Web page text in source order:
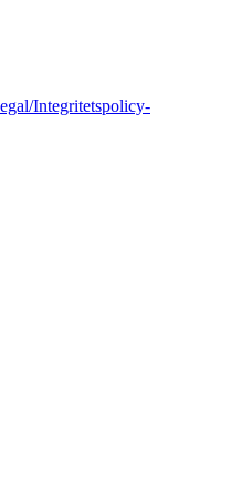
Integritetspolicy-